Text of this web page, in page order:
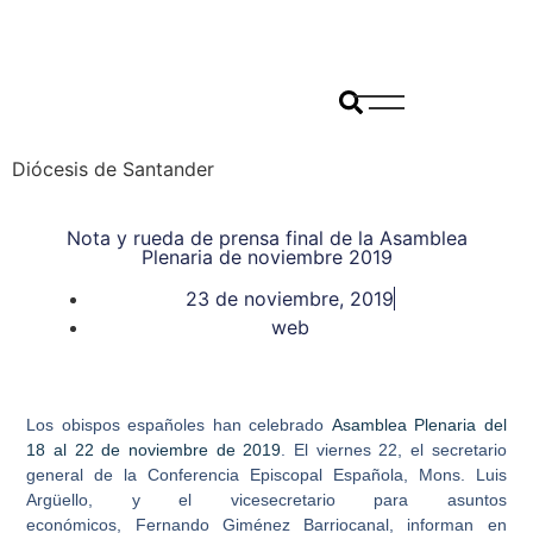
Diócesis de Santander
Nota y rueda de prensa final de la Asamblea
Plenaria de noviembre 2019
23 de noviembre, 2019
web
Los obispos españoles han celebrado Asamblea Plenaria del
18 al 22 de noviembre de 2019 . El viernes 22, el secretario
general de la Conferencia Episcopal Española, Mons. Luis
Argüello , y el vicesecretario para asuntos
económicos, Fernando Giménez Barriocanal , informan en